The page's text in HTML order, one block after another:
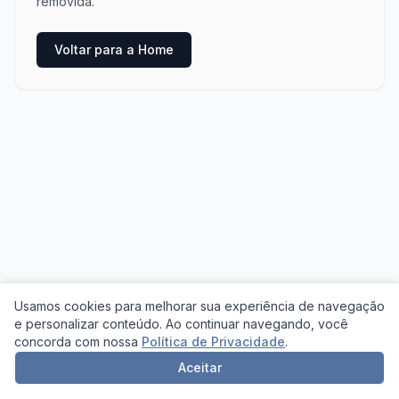
Usamos cookies para melhorar sua experiência de navegação
e personalizar conteúdo. Ao continuar navegando, você
concorda com nossa Política de Privacidade.
Aceitar
Voltar para a Home